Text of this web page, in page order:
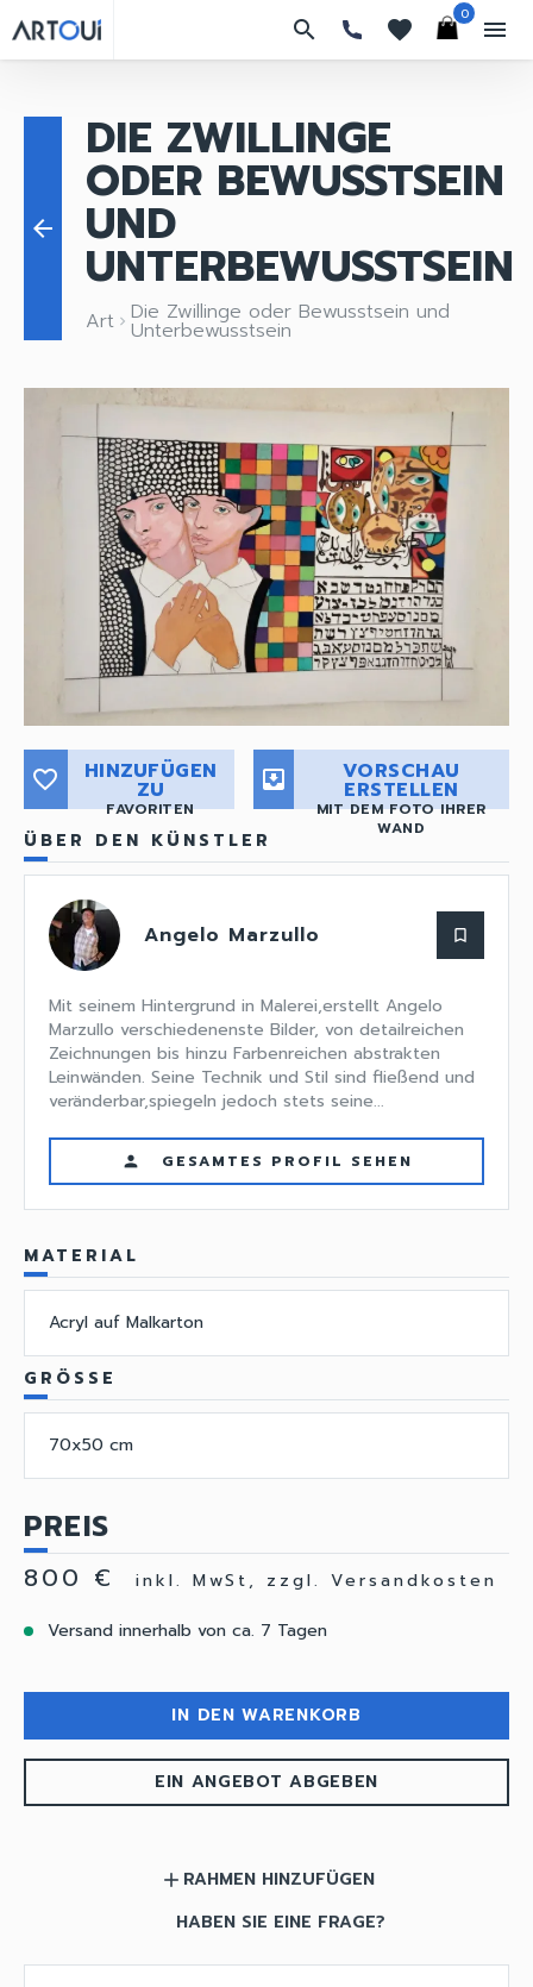
search favorites
0
menu
arrow_back
DIE ZWILLINGE
ODER BEWUSSTSEIN
UND
UNTERBEWUSSTSEIN
Art keyboard_arrow_right Die Zwillinge oder Bewusstsein und
Unterbewusstsein
favorite_border HINZUFÜGEN
ZU
FAVORITEN
move_to_inbox VORSCHAU
ERSTELLEN
MIT DEM FOTO IHRER
WAND
ÜBER DEN KÜNSTLER
Angelo Marzullo bookmark_border
Mit seinem Hintergrund in Malerei,erstellt Angelo
Marzullo verschiedenenste Bilder, von detailreichen
Zeichnungen bis hinzu Farbenreichen abstrakten
Leinwänden. Seine Technik und Stil sind fließend und
veränderbar,spiegeln jedoch stets seine...
person GESAMTES PROFIL SEHEN
MATERIAL
Acryl auf Malkarton
GRÖSSE
70x50 cm
PREIS
800 €
inkl. MwSt, zzgl. Versandkosten
Versand innerhalb von ca. 7 Tagen
IN DEN WARENKORB
EIN ANGEBOT ABGEBEN
add RAHMEN HINZUFÜGEN
HABEN SIE EINE FRAGE?